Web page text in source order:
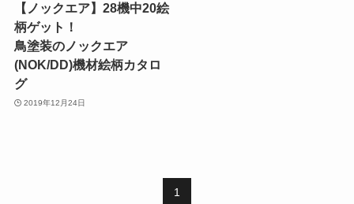
【ノックエア】28機中20絵
柄ゲット！
鳥塗装のノックエア
(NOK/DD)機材絵柄カタロ
グ
2019年12月24日
1